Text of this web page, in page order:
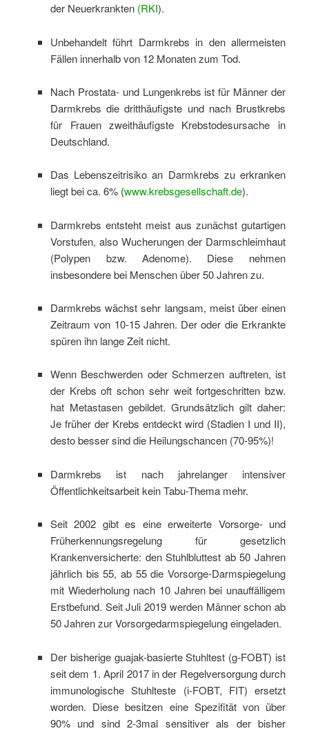
der Neuerkrankten (RKI).
Unbehandelt führt Darmkrebs in den allermeisten
Fällen innerhalb von 12 Monaten zum Tod.
Nach Prostata- und Lungenkrebs ist für Männer der
Darmkrebs die dritthäufigste und nach Brustkrebs
für Frauen zweithäufigste Krebstodesursache in
Deutschland.
Das Lebenszeitrisiko an Darmkrebs zu erkranken
liegt bei ca. 6% (www.krebsgesellschaft.de).
Darmkrebs entsteht meist aus zunächst gutartigen
Vorstufen, also Wucherungen der Darmschleimhaut
(Polypen bzw. Adenome). Diese nehmen
insbesondere bei Menschen über 50 Jahren zu.
Darmkrebs wächst sehr langsam, meist über einen
Zeitraum von 10-15 Jahren. Der oder die Erkrankte
spüren ihn lange Zeit nicht.
Wenn Beschwerden oder Schmerzen auftreten, ist
der Krebs oft schon sehr weit fortgeschritten bzw.
hat Metastasen gebildet. Grundsätzlich gilt daher:
Je früher der Krebs entdeckt wird (Stadien I und II),
desto besser sind die Heilungschancen (70-95%)!
Darmkrebs ist nach jahrelanger intensiver
Öffentlichkeitsarbeit kein Tabu-Thema mehr.
Seit 2002 gibt es eine erweiterte Vorsorge- und
Früherkennungsregelung für gesetzlich
Krankenversicherte: den Stuhlbluttest ab 50 Jahren
jährlich bis 55, ab 55 die Vorsorge-Darmspiegelung
mit Wiederholung nach 10 Jahren bei unauffälligem
Erstbefund. Seit Juli 2019 werden Männer schon ab
50 Jahren zur Vorsorgedarmspiegelung eingeladen.
Der bisherige guajak-basierte Stuhltest (g-FOBT) ist
seit dem 1. April 2017 in der Regelversorgung durch
immunologische Stuhlteste (i-FOBT, FIT) ersetzt
worden. Diese besitzen eine Spezifität von über
90% und sind 2-3mal sensitiver als der bisher